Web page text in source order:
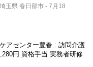
玉県 春日部市 - 7月18
アセンター豊春 : 訪問介護
円 資格手当 実務者研修